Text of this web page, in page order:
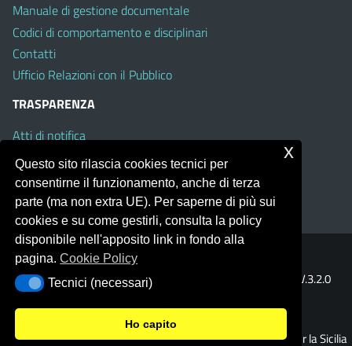
Manuale di gestione documentale
Codici di comportamento e disciplinari
Contatti
Ufficio Relazioni con il Pubblico
TRASPARENZA
Atti di notifica
Albo on line
Amministrazione Trasparente
Obiettivi di Accessibilità
Portale realizzato con la piattaforma
Template Italia configurato sul tema accessibile
V.3.2.0
(Mizar)
© 2026 Ufficio Scolastico Regionale per la Sicilia
Questo sito rilascia cookies tecnici per
consentirne il funzionamento, anche di terza
parte (ma non extra UE). Per saperne di più sui
cookies e su come gestirli, consulta la policy
disponibile nell'apposito link in fondo alla
pagina.Cookie Policy
Tecnici (necessari)
Tecnici (necessari)
Ho capito
x